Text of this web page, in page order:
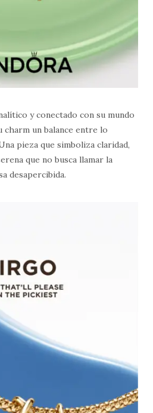
y conectado con su mundo
un balance entre lo
pieza que simboliza claridad,
que no busca llamar la
desapercibida.